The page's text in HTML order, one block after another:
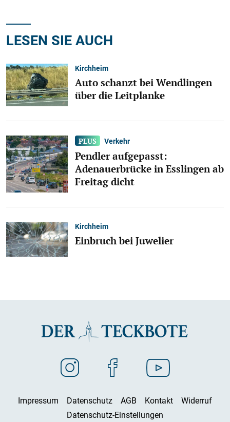
LESEN SIE AUCH
Kirchheim
Auto schanzt bei Wendlingen
über die Leitplanke
Verkehr
Pendler aufgepasst:
Adenauerbrücke in Esslingen ab
Freitag dicht
Kirchheim
Einbruch bei Juwelier
Impressum Datenschutz AGB Kontakt
Widerruf
Datenschutz-Einstellungen